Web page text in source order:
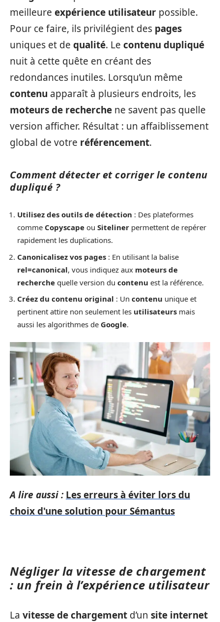
meilleure expérience utilisateur possible.
Pour ce faire, ils privilégient des pages
uniques et de qualité. Le contenu dupliqué
nuit à cette quête en créant des
redondances inutiles. Lorsqu’un même
contenu apparaît à plusieurs endroits, les
moteurs de recherche ne savent pas quelle
version afficher. Résultat : un affaiblissement
global de votre référencement.
Comment détecter et corriger le contenu
dupliqué ?
Utilisez des outils de détection : Des plateformes
comme Copyscape ou Siteliner permettent de repérer
rapidement les duplications.
Canonicalisez vos pages : En utilisant la balise
rel=canonical, vous indiquez aux moteurs de
recherche quelle version du contenu est la référence.
Créez du contenu original : Un contenu unique et
pertinent attire non seulement les utilisateurs mais
aussi les algorithmes de Google.
A lire aussi : Les erreurs à éviter lors du
choix d'une solution pour Sémantus
Négliger la vitesse de chargement
: un frein à l’expérience utilisateur
La vitesse de chargement d’un site internet